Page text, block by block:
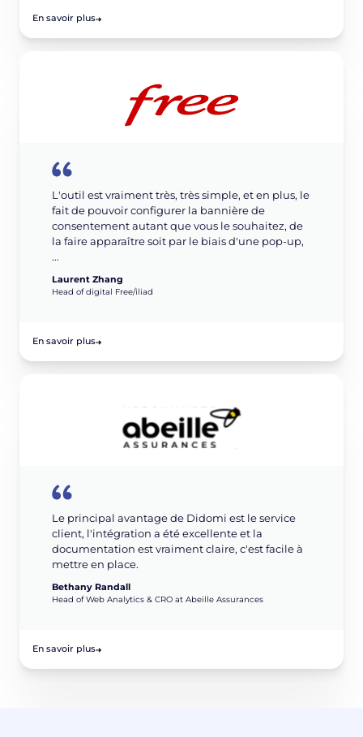
En savoir plus
L'outil est vraiment très, très simple, et en plus, le
fait de pouvoir configurer la bannière de
consentement autant que vous le souhaitez, de
la faire apparaître soit par le biais d'une pop-up,
...
Laurent Zhang
Head of digital Free/iliad
En savoir plus
Le principal avantage de Didomi est le service
client, l'intégration a été excellente et la
documentation est vraiment claire, c'est facile à
mettre en place.
Bethany Randall
Head of Web Analytics & CRO at Abeille Assurances
En savoir plus